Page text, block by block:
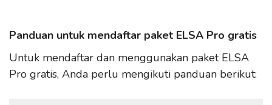
Panduan untuk mendaftar paket ELSA Pro gratis
Untuk mendaftar dan menggunakan paket ELSA
Pro gratis, Anda perlu mengikuti panduan berikut: